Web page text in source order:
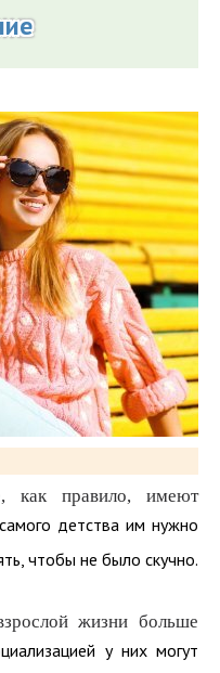
как правило, имеют
детства им нужно
чтобы не было скучно.
жизни больше
у них могут